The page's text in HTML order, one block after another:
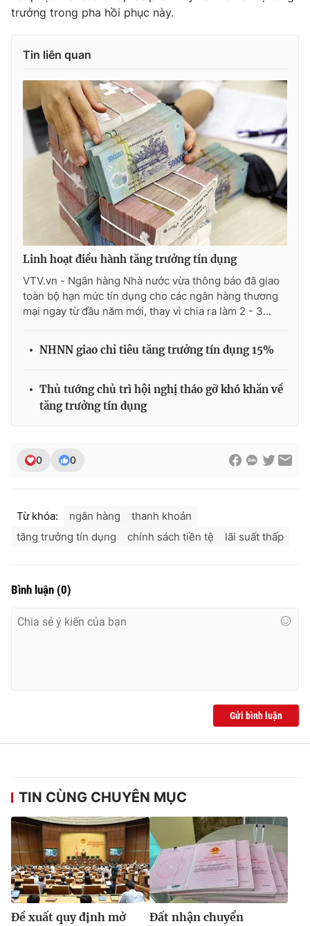
trưởng trong pha hồi phục này.
Tin liên quan
Linh hoạt điều hành tăng trưởng tín dụng
VTV.vn - Ngân hàng Nhà nước vừa thông báo đã giao
toàn bộ hạn mức tín dụng cho các ngân hàng thương
mại ngay từ đầu năm mới, thay vì chia ra làm 2 - 3...
NHNN giao chỉ tiêu tăng trưởng tín dụng 15%
Thủ tướng chủ trì hội nghị tháo gỡ khó khăn về
tăng trưởng tín dụng
0 0
Từ khóa: ngân hàng
thanh khoản
tăng trưởng tín dụng
chính sách tiền tệ lãi suất thấp
Bình luận (0)
Gửi bình luận
TIN CÙNG CHUYÊN MỤC
Ðề xuất quy định mở
Đất nhận chuyển